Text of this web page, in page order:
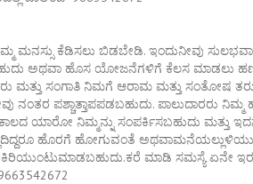
ಮನಸ್ಸು ಕೆಡಿಸಲು ಬಿಡಬೇಡಿ. ಇಂದುನೀವು
ಅಥವಾ ಹೊಸ ಯೋಜನೆಗಳಿಗೆ ಕೆಲಸ ಮಾಡಲು
ಮತ್ತು ಸಂಗಾತಿ ನಿಮಗೆ ಆರಾಮ ಮತ್ತು ಸಂತೋಷ
ನಂತರ ಪಶ್ಚಾತ್ತಾಪಪಡಬಹುದು. ಪಾಲುದಾರರು
ಯಾರೋ ನಿಮ್ಮನ್ನು ಸಂಪರ್ಕಿಸಬಹುದು ಮತ್ತು
ಹೊರಗೆ ಹೋಗುವಂತೆ
ಮಾಡಿ ಸಮಸ್ಯೆ ಏನೇ